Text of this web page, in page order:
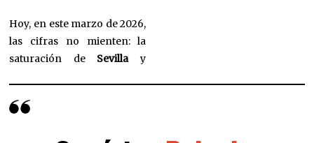
Hoy, en este marzo de 2026,
las cifras no mienten: la
saturación de Sevillay